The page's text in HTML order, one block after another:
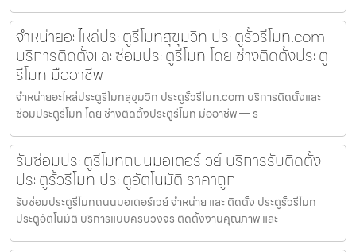
จำหน่ายอะไหล่ประตูรีโมทสุขุมวิท ประตูรั้วรีโมท.com
บริการติดตั้งและซ่อมประตูรีโมท โดย ช่างติดตั้งประตู
รีโมท มืออาชีพ
จำหน่ายอะไหล่ประตูรีโมทสุขุมวิท ประตูรั้วรีโมท.com บริการติดตั้งและ
ซ่อมประตูรีโมท โดย ช่างติดตั้งประตูรีโมท มืออาชีพ — ร
รับซ่อมประตูรีโมทถนนมอเตอร์เวย์ บริการรับติดตั้ง
ประตูรั้วรีโมท ประตูอัตโนมัติ ราคาถูก
รับซ่อมประตูรีโมทถนนมอเตอร์เวย์ จำหน่าย และ ติดตั้ง ประตูรั้วรีโมท
ประตูอัตโนมัติ บริการแบบครบวงจร ติดตั้งงานคุณภาพ และ